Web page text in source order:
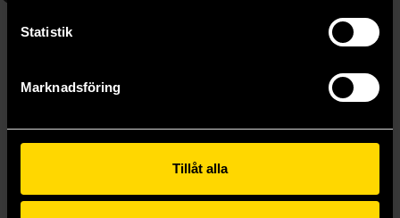
Statistik
Marknadsföring
Tillåt alla